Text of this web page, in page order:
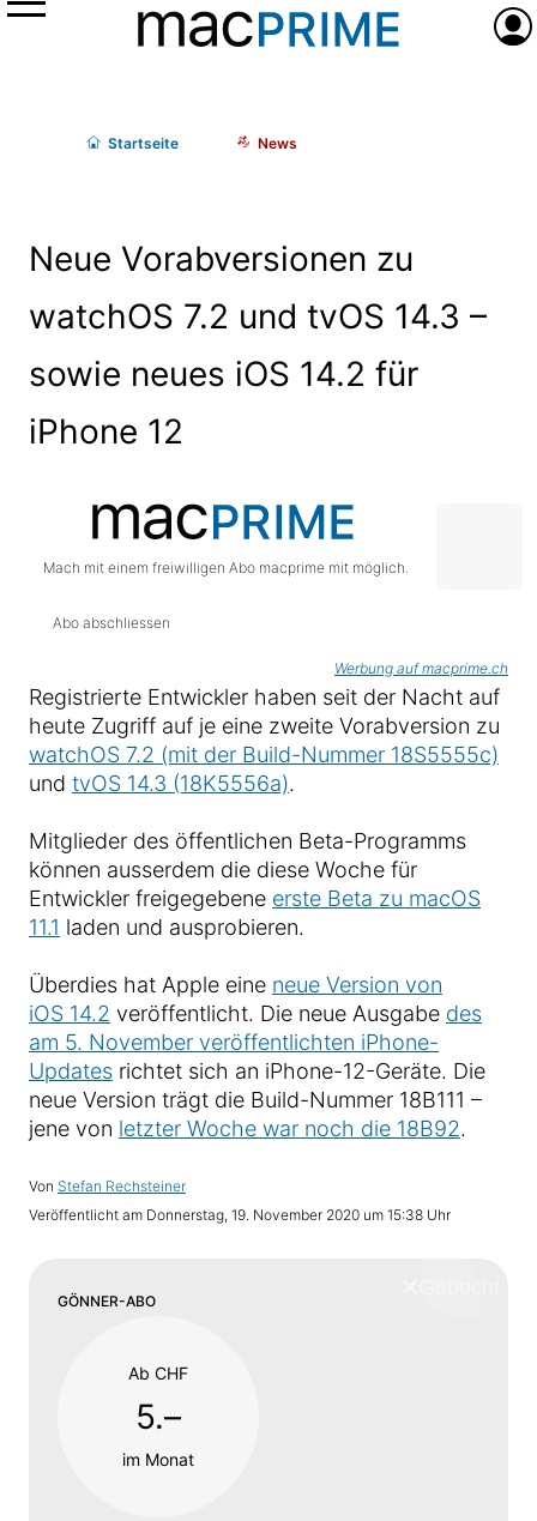
Menü
Startseite News
Neue Vorabversionen zu
watchOS 7.2 und tvOS 14.3 –
sowie neues iOS 14.2 für
iPhone 12
Mach mit einem freiwilligen Abo macprime mit möglich.
Abo abschliessen
Werbung auf macprime.ch
Registrierte Entwickler haben seit der Nacht auf
heute Zugriff auf je eine zweite Vorabversion zu
watchOS 7.2 (mit der Build-Nummer 18S5555c)
und tvOS 14.3 (18K5556a).
Mitglieder des öffentlichen Beta-Programms
können ausserdem die diese Woche für
Entwickler freigegebene erste Beta zu macOS
11.1 laden und ausprobieren.
Überdies hat Apple eine neue Version von
iOS 14.2 veröffentlicht. Die neue Ausgabe des
am 5. November veröffentlichten iPhone-
Updates richtet sich an iPhone-12-Geräte. Die
neue Version trägt die Build-Nummer 18B111 –
jene von letzter Woche war noch die 18B92.
Von Stefan Rechsteiner
Veröffentlicht am Donnerstag, 19. November 2020 um 15:38 Uhr
GÖNNER-ABO
Ab CHF
5.–
im Monat